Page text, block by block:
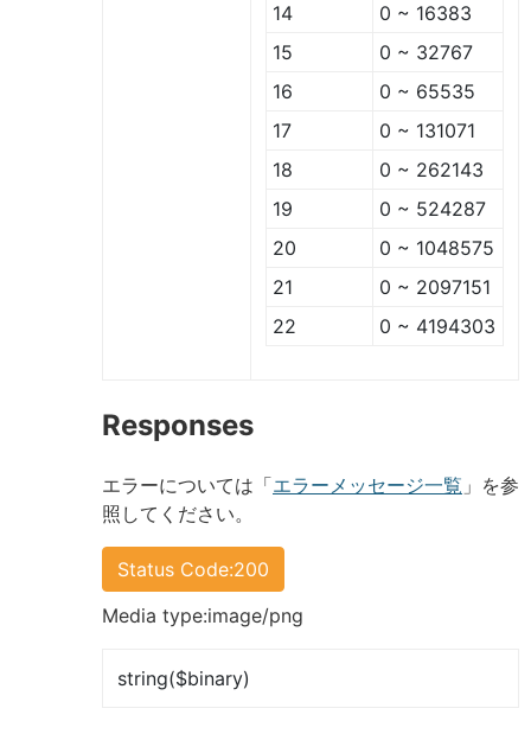
14
0 ~ 16383
15
0 ~ 32767
16
0 ~ 65535
17
0 ~ 131071
18
0 ~ 262143
19
0 ~ 524287
20
0 ~ 1048575
21
0 ~ 2097151
22
0 ~ 4194303
Responses
エラーについては「エラーメッセージ一覧 」を参
照してください。
Status Code:200
Media type:image/png
string($binary)